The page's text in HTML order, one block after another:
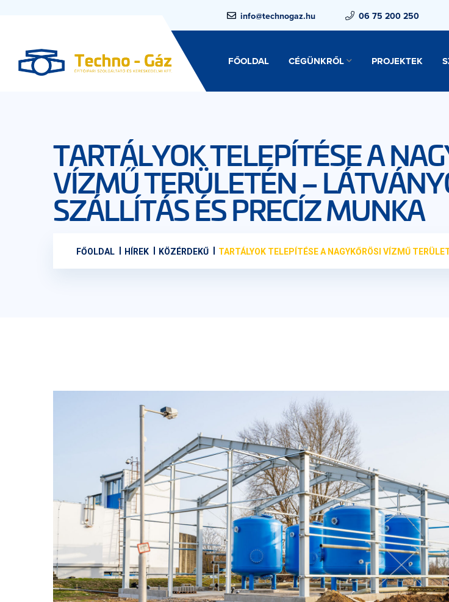
info@technogaz.hu 06 75 200 250
FŐOLDAL CÉGÜNKRŐL PROJEKTEK
TARTÁLYOK TELEPÍTÉSE A
VÍZMŰ TERÜLETÉN –
SZÁLLÍTÁS ÉS PRECÍZ MUNKA
FŐOLDAL HÍREK KÖZÉRDEKŰ TARTÁLYOK TELEPÍTÉSE A NAGYKŐRÖSI VÍZMŰ